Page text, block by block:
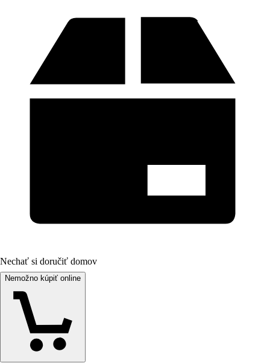
Nechať si doručiť domov
Nemožno kúpiť online